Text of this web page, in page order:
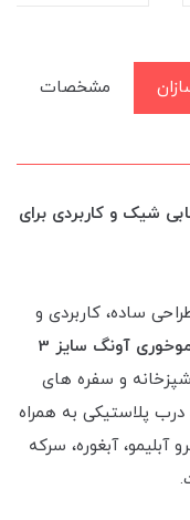
مشخصات
انتخابی شیک و کاربردی برای
ساده، کاربردی و
آبلیموخوری آونگ سایز 3
و سفره های
پلاستیکی به همراه
آبلیمو، آبغوره، سرکه